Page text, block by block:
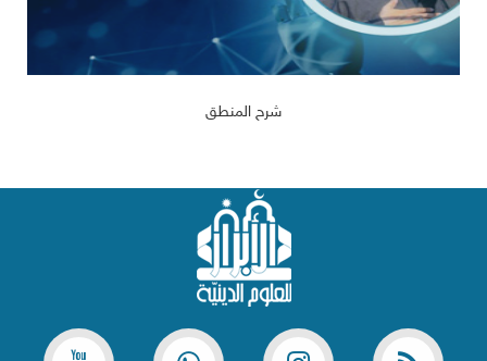
شرح المنطق